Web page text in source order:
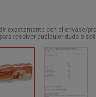
exactamente con el envase/
resolver cualquier duda o